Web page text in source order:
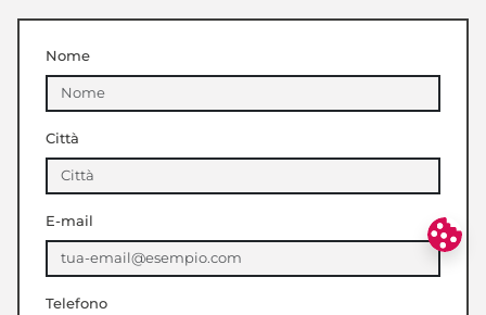
Nome
Città
E-mail
Telefono